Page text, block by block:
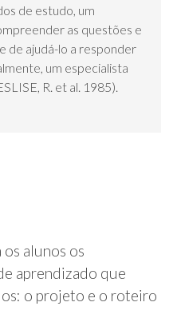
de estudo, um
as questões e
de ajudá-lo a responder
um especialista
R. et al. 1985).
alunos os
aprendizado que
o projeto e o roteiro